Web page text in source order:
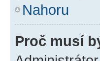
Nahoru
Proč musí